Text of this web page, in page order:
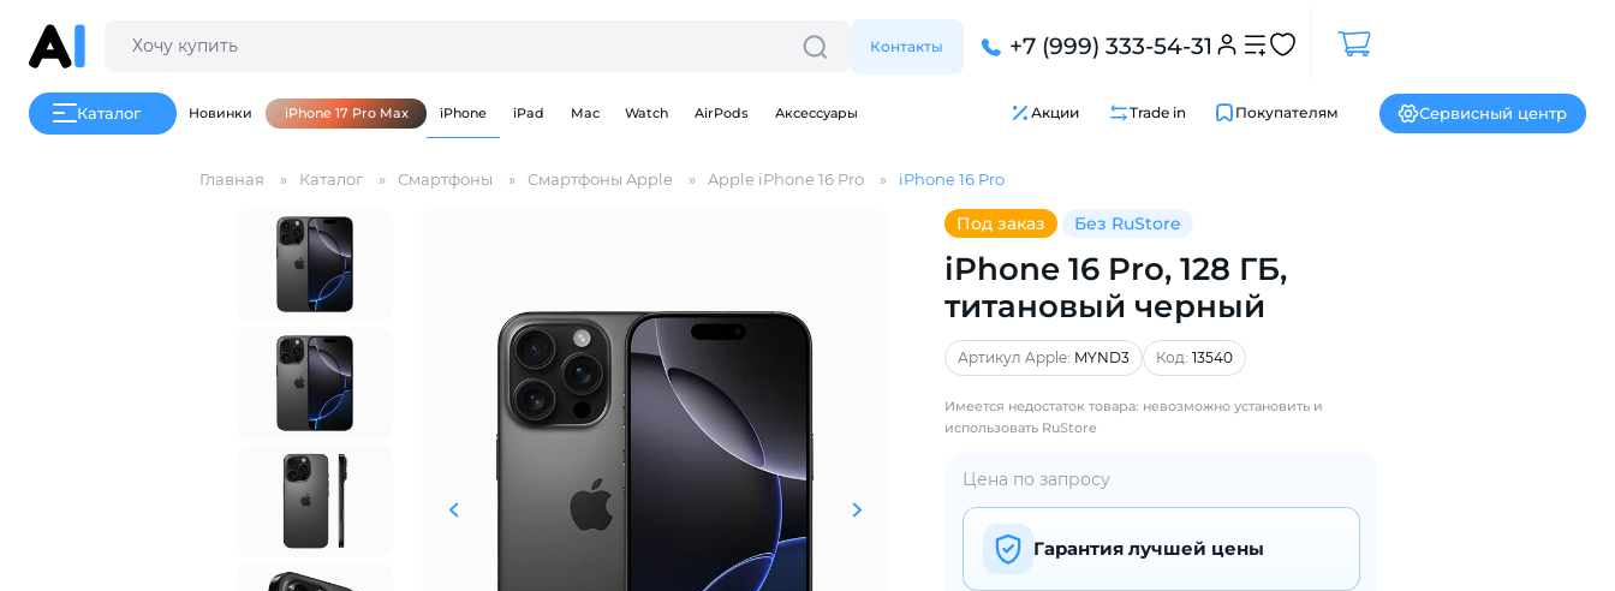
Контакты +7 (999) 333-54-31
Каталог Новинки iPhone 17 Pro Max iPhone iPad Mac Watch AirPods Аксессуары Акции Trade in Покупателям Сервисный центр
Главная Каталог Смартфоны Смартфоны Apple Apple iPhone 16 Pro iPhone 16 Pro
Под заказ Без RuStore
iPhone 16 Pro, 128 ГБ,
титановый черный
Артикул Apple: MYND3 Код: 13540
Имеется недостаток товара: невозможно установить и
использовать RuStore
Цена по запросу
Гарантия лучшей цены
Для клиентов всех банков
Разбейте
оплату
без переплат